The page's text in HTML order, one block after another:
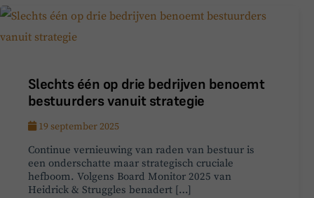
Slechts één op drie bedrijven benoemt
bestuurders vanuit strategie
19 september 2025
Continue vernieuwing van raden van bestuur is
een onderschatte maar strategisch cruciale
hefboom. Volgens Board Monitor 2025 van
Heidrick & Struggles benadert […]